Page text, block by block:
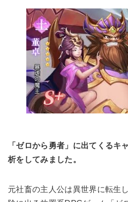
「ゼロから勇者」に出てくるキ
析をしてみました。
元社畜の主人公は異世界に転生